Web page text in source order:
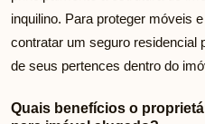
inquilino. Para proteger móveis
contratar um seguro residencial
de seus pertences dentro do
Quais benefícios o